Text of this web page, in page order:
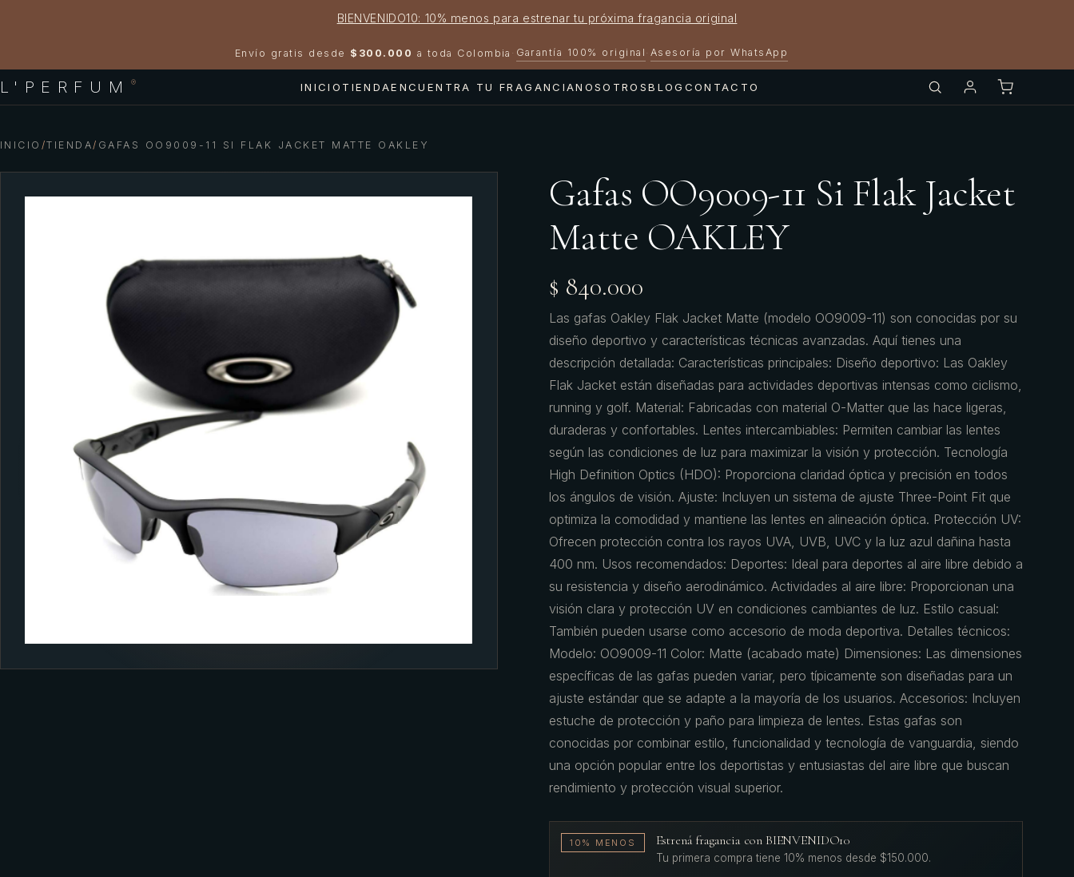
BIENVENIDO10: 10% menos para estrenar tu próxima fragancia original
Envío gratis desde $300.000 a toda Colombia · Garantía 100% original · Asesoría por WhatsApp
L'PERFUM ® INICIO TIENDAENCUENTRA TU FRAGANCIANOSOTROSBLOG CONTACTO
INICIO /TIENDA/ GAFAS OO9009-11 SI FLAK JACKET MATTE OAKLEY
Gafas OO9009-11 Si Flak Jacket
Matte OAKLEY
$ 840.000
Las gafas Oakley Flak Jacket Matte (modelo OO9009-11) son conocidas por su
diseño deportivo y características técnicas avanzadas. Aquí tienes una
descripción detallada: Características principales: Diseño deportivo: Las Oakley
Flak Jacket están diseñadas para actividades deportivas intensas como ciclismo,
running y golf. Material: Fabricadas con material O-Matter que las hace ligeras,
duraderas y confortables. Lentes intercambiables: Permiten cambiar las lentes
según las condiciones de luz para maximizar la visión y protección. Tecnología
High Definition Optics (HDO): Proporciona claridad óptica y precisión en todos
los ángulos de visión. Ajuste: Incluyen un sistema de ajuste Three-Point Fit que
optimiza la comodidad y mantiene las lentes en alineación óptica. Protección UV:
Ofrecen protección contra los rayos UVA, UVB, UVC y la luz azul dañina hasta
400 nm. Usos recomendados: Deportes: Ideal para deportes al aire libre debido a
su resistencia y diseño aerodinámico. Actividades al aire libre: Proporcionan una
visión clara y protección UV en condiciones cambiantes de luz. Estilo casual:
También pueden usarse como accesorio de moda deportiva. Detalles técnicos:
Modelo: OO9009-11 Color: Matte (acabado mate) Dimensiones: Las dimensiones
específicas de las gafas pueden variar, pero típicamente son diseñadas para un
ajuste estándar que se adapte a la mayoría de los usuarios. Accesorios: Incluyen
estuche de protección y paño para limpieza de lentes. Estas gafas son
conocidas por combinar estilo, funcionalidad y tecnología de vanguardia, siendo
una opción popular entre los deportistas y entusiastas del aire libre que buscan
rendimiento y protección visual superior.
10% MENOS Estrená fragancia con BIENVENIDO10
Tu primera compra tiene 10% menos desde $150.000.